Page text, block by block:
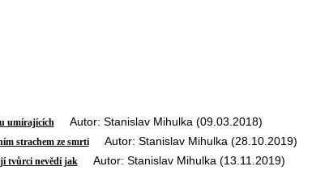
umírajících Autor: Stanislav Mihulka (09.03.2018)
strachem ze smrtiAutor: Stanislav Mihulka (28.10.2019)
tvůrci nevědí jak Autor: Stanislav Mihulka (13.11.2019)